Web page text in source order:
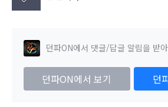
던파ON에서 댓글/답글 알림을 받
던파ON에서 보기 던